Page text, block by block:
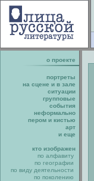
о проекте
портреты
на сцене и в зале
ситуации
групповые
события
неформально
пером и кистью
арт
и еще
кто изображен
по алфавиту
по географии
по виду деятельности
по поколению